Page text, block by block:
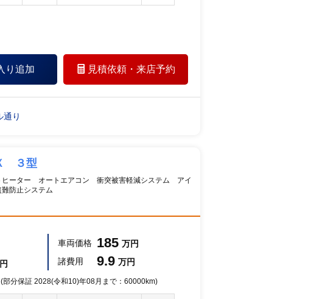
り追加 見積依頼・ 来店予約
通り
３型
ーター オートエアコン 衝突被害軽減システム アイ
防止システム
車両価格 185 万円
諸費用
9.9 万円
部分保証 2028(令和10)年08月まで：60000km)